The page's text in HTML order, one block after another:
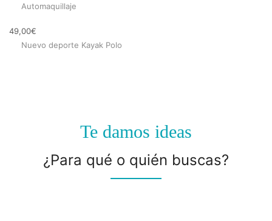
Automaquillaje
49,00€
Nuevo deporte Kayak Polo
Te damos ideas
¿Para qué o quién buscas?